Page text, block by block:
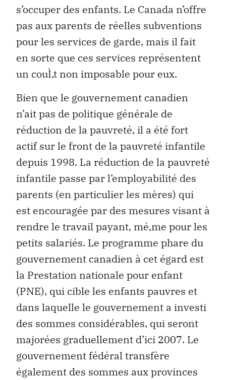
s’occuper des enfants. Le Canada n’offre
pas aux parents de réelles subventions
pour les services de garde, mais il fait
en sorte que ces services représentent
un couÌ‚t non imposable pour eux.
Bien que le gouvernement canadien
n’ait pas de politique générale de
réduction de la pauvreté, il a été fort
actif sur le front de la pauvreté infantile
depuis 1998. La réduction de la pauvreté
infantile passe par l’employabilité des
parents (en particulier les mères) qui
est encouragée par des mesures visant à
rendre le travail payant, mé‚me pour les
petits salariés. Le programme phare du
gouvernement canadien à cet égard est
la Prestation nationale pour enfant
(PNE), qui cible les enfants pauvres et
dans laquelle le gouvernement a investi
des sommes considérables, qui seront
majorées graduellement d’ici 2007. Le
gouvernement fédéral transfère
également des sommes aux provinces